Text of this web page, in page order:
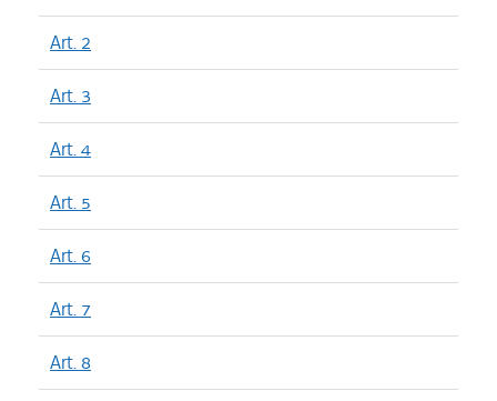
Art. 2
Art. 3
Art. 4
Art. 5
Art. 6
Art. 7
Art. 8